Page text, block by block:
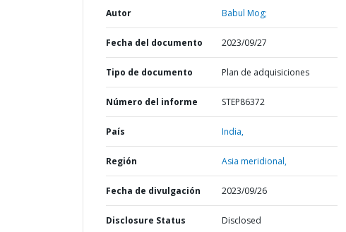
Autor Babul Mog;
Fecha del documento 2023/09/27
Tipo de documento Plan de adquisiciones
Número del informe STEP86372
País India,
Región Asia meridional,
Fecha de divulgación 2023/09/26
Disclosure Status Disclosed